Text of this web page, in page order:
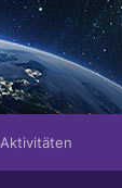
Aktivitäten